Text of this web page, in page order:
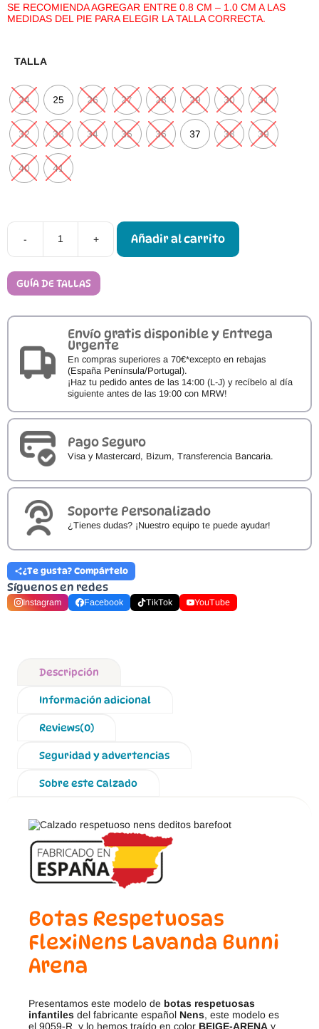
SE RECOMIENDA AGREGAR ENTRE 0.8 CM – 1.0 CM A LAS
MEDIDAS DEL PIE PARA ELEGIR LA TALLA CORRECTA.
TALLA
24 25 26 27 28 29 30 31
32 33 34 35 36 37 38 39
40 41
-
Botas
Respetuosas
+ Añadir al carrito
GUÍA DE TALLAS
Envío gratis disponible y Entrega
Urgente
En compras superiores a 70€*excepto en rebajas
(España Península/Portugal).
¡Haz tu pedido antes de las 14:00 (L-J) y recíbelo al día
siguiente antes de las 19:00 con MRW!
Pago Seguro
Visa y Mastercard, Bizum, Transferencia Bancaria.
Soporte Personalizado
¿Tienes dudas? ¡Nuestro equipo te puede ayudar!
¿Te gusta? Compártelo
Síguenos en redes
Instagram Facebook TikTok YouTube
Descripción
Información adicional
Reviews(0)
Seguridad y advertencias
Sobre este Calzado
Botas Respetuosas
FlexiNens Lavanda Bunni
Arena
Presentamos este modelo de botas respetuosas
infantiles del fabricante español Nens, este modelo es
el 9059-R y lo hemos traído en color BEIGE-ARENA y